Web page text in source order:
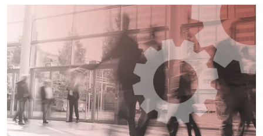
Die Texterkennung (OCR) läuft jetzt immer auf allen PDFs, auch
wenn diese nicht vom Scanner kommen. Somit wird auch der
Text nutzbar, der als Bild in der Pdf hinterlegt ist(oft die Fußzeile
einer Rechnung).
Für den E-Mail Abruf von M 365 unterstützt Scan-in jetzt auch
die Azure Authentifizierung per ClientSecret.